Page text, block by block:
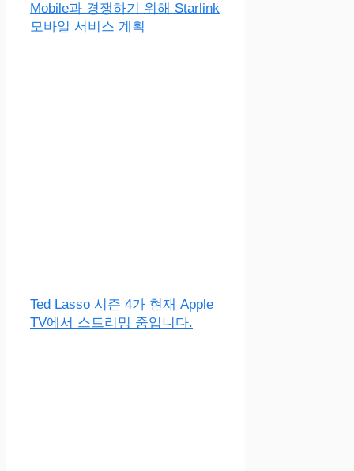
Mobile과 경쟁하기 위해 Starlink
모바일 서비스 계획
Ted Lasso 시즌 4가 현재 Apple
TV에서 스트리밍 중입니다.